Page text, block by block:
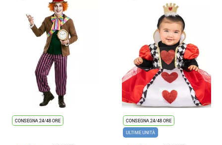
CONSEGNA 24/48 ORE
CONSEGNA 24/48 ORE
ULTIME UNITÀ